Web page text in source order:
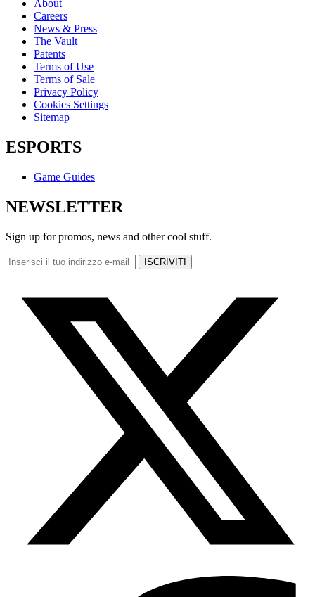
About
Careers
News & Press
The Vault
Patents
Terms of Use
Terms of Sale
Privacy Policy
Cookies Settings
Sitemap
ESPORTS
Game Guides
NEWSLETTER
Sign up for promos, news and other cool stuff.